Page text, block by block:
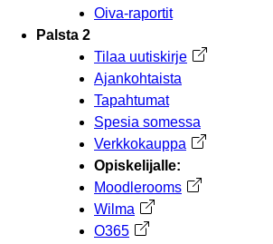
Oiva-raportit
Palsta 2
Tilaa uutiskirje Avautuu
Ajankohtaista
Tapahtumat
Spesia somessa
Verkkokauppa Avautuu
Opiskelijalle:
Moodlerooms Avautuu
Wilma Avautuu uuteen
O365 Avautuu uuteen